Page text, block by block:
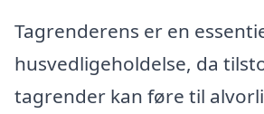
Tagrenderens er en
husvedligeholdelse, da
tagrender kan føre til